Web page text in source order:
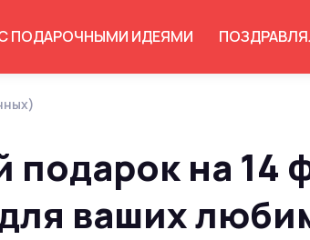
ПОДАРОЧНЫМИ ИДЕЯМИ
на 14
ваших